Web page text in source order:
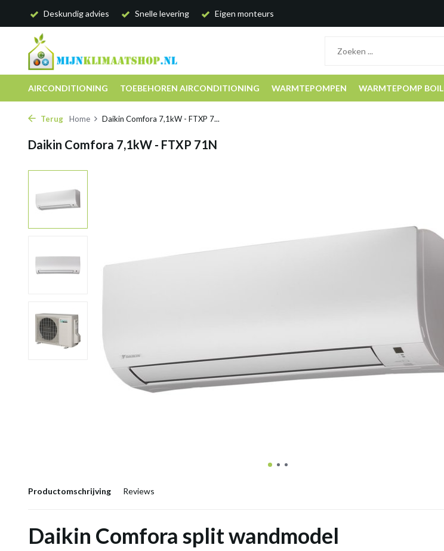
Deskundig advies Snelle levering Eigen monteurs
AIRCONDITIONING TOEBEHOREN AIRCONDITIONING WARMTEPOMPEN WARMTEPOMP
Terug Home Daikin Comfora 7,1kW - FTXP 7...
Daikin Comfora 7,1kW - FTXP 71N
Productomschrijving Reviews
Daikin Comfora split wandmodel